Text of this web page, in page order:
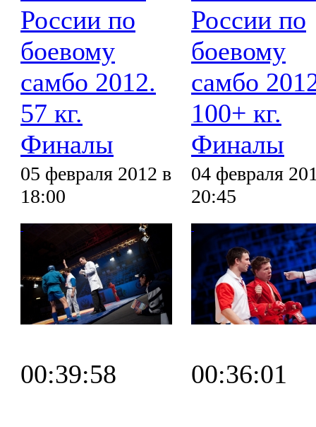
России по
боевому
самбо 2012.
57 кг.
Финалы
05 февраля 2012 в
18:00
России по
боевому
самбо
100+ кг.
Финалы
04 февраля
20:45
00:39:58 00:36:01